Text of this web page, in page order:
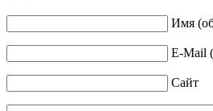
Имя
E-Mail
Сайт